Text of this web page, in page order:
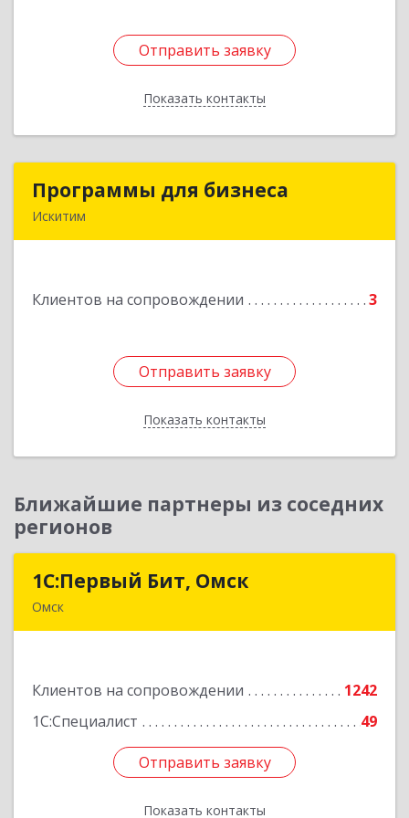
Отправить заявку
Показать контакты
Отправить заявку
Назад
Программы для бизнеса
Искитим
Клиентов на сопровождении 3
Отправить заявку
Показать контакты
Программы для бизнеса
Отправить заявку
Назад
Ближайшие партнеры из соседних
регионов
1С:Первый Бит, Омск
Омск
Клиентов на сопровождении
1242
1С:Специалист
49
Отправить заявку
Показать контакты
1С:Первый Бит, Омск
Подробнее
Отправить заявку
Назад